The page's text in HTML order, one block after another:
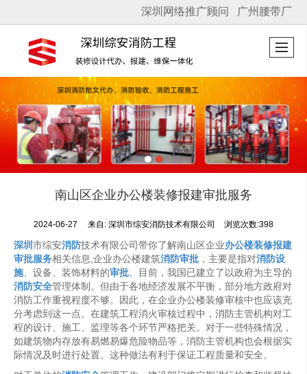
很遗憾，因您的浏览器版本过低导致无法获得最佳浏览体验，推荐下载安装谷歌浏览器！
深圳网络推广顾问 广州腰带厂
南山区企业办公楼装修报建审批服务
2024-06-27 来自:深圳市综安消防技术有限公司 浏览次数:398
深圳 市综安消防技术有限公司带你了解南山区企业办公楼装修报建
审批服务相关信息,企业办公楼建筑消防审批，主要是指对消防设
施、设备、装饰材料的审批。目前，我国已建立了以政府为主导的
消防安全管理体制。但由于各地经济发展不平衡，部分地方政府对
消防工作重视程度不够。因此，在企业办公楼装修审核中也应该充
分考虑到这一点。在建筑工程消火审核过程中，消防主管机构对工
程的设计、施工、监理等各个环节严格把关。对于一些特殊情况，
如建筑物内存放有易燃易爆危险物品等，消防主管机构也会根据实
际情况及时进行处置。这种做法有利于保证工程质量和安全。